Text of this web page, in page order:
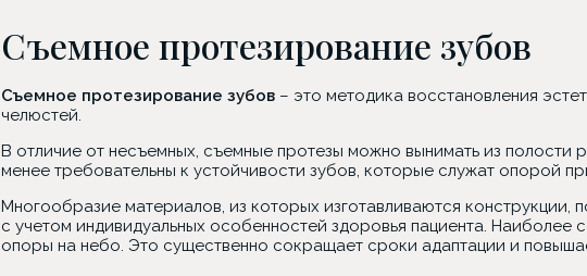
Съемное протезирование зубов
Съемное протезирование зубов – это методика восстановления
челюстей.
В отличие от несъемных, съемные протезы можно вынимать из полости
менее требовательны к устойчивости зубов, которые служат опорой
Многообразие материалов, из которых изготавливаются конструкции,
с учетом индивидуальных особенностей здоровья пациента. Наиболее
опоры на небо. Это существенно сокращает сроки адаптации и